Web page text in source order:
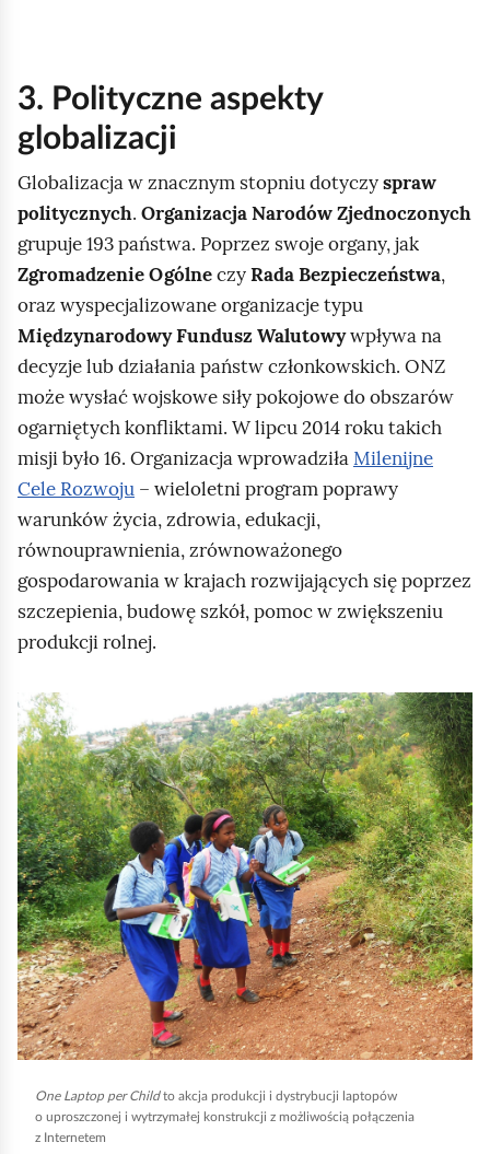
3. Polityczne aspekty
globalizacji
Globalizacja w znacznym stopniu dotyczyspraw
politycznych. Organizacja Narodów Zjednoczonych
grupuje 193 państwa. Poprzez swoje organy, jak
Zgromadzenie OgólneczyRada Bezpieczeństwa,
oraz wyspecjalizowane organizacje typu
Międzynarodowy Fundusz Walutowywpływa na
decyzje lub działania państw członkowskich. ONZ
może wysłać wojskowe siły pokojowe do obszarów
ogarniętych konfliktami. W lipcu 2014 roku takich
misji było 16. Organizacja wprowadziłaMilenijne
Cele Rozwoju – wieloletni program poprawy
warunków życia, zdrowia, edukacji,
równouprawnienia, zrównoważonego
gospodarowania w krajach rozwijających się poprzez
szczepienia, budowę szkół, pomoc w zwiększeniu
produkcji rolnej.
K
l
i
k
n
i
j
,
a
b
y
u
One Laptop per Childto akcja produkcji i dystrybucji laptopów
o uproszczonej i wytrzymałej konstrukcji z możliwością połączenia
z Internetem